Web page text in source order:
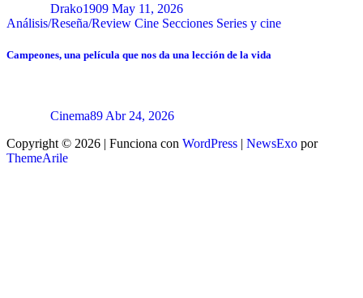
Drako1909 May 11, 2026
Análisis/Reseña/Review Cine Secciones Series y cine
Campeones, una película que nos da una lección de la vida
Cinema89 Abr 24, 2026
Copyright © 2026 | Funciona con WordPress | NewsExo por
ThemeArile